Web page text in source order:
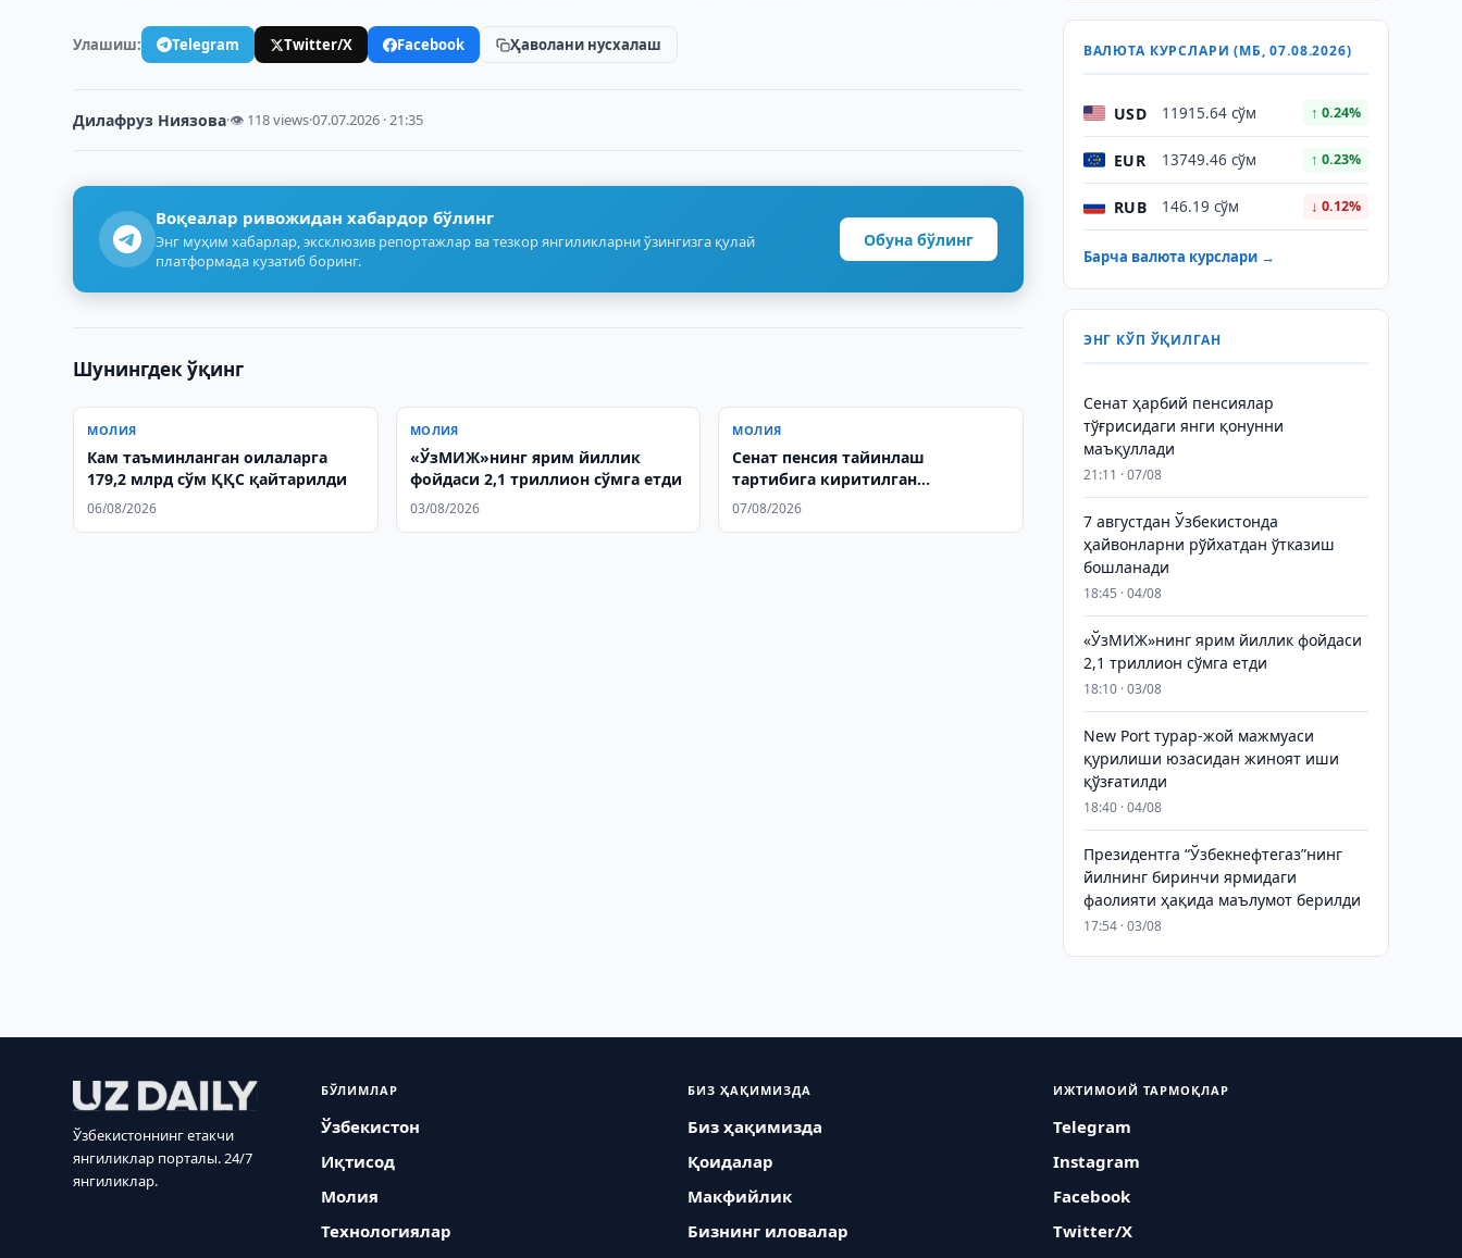
Улашиш: Telegram Twitter/X Facebook Ҳаволани нусхалаш
Дилафруз Ниязова·👁 118 views·07.07.2026 · 21:35
Воқеалар ривожидан хабардор бўлинг
Энг муҳим хабарлар, эксклюзив репортажлар ва тезкор янгиликларни ўзингизга қулай
платформада кузатиб боринг.
Обуна бўлинг
Шунингдек ўқинг
МОЛИЯ
Кам таъминланган оилаларга
179,2 млрд сўм ҚҚС қайтарилди
06/08/2026
МОЛИЯ
«ЎзМИЖ»нинг ярим йиллик
фойдаси 2,1 триллион сўмга етди
03/08/2026
МОЛИЯ
Сенат пенсия тайинлаш
тартибига киритилган
ўзгартиришларни маъқуллади
07/08/2026
ВАЛЮТА КУРСЛАРИ (МБ, 07.08.2026)
USD 11915.64 сўм ↑ 0.24%
EUR 13749.46 сўм ↑ 0.23%
RUB 146.19 сўм ↓ 0.12%
Барча валюта курслари →
ЭНГ КЎП ЎҚИЛГАН
Сенат ҳарбий пенсиялар
тўғрисидаги янги қонунни
маъқуллади
21:11 · 07/08
7 августдан Ўзбекистонда
ҳайвонларни рўйхатдан ўтказиш
бошланади
18:45 · 04/08
«ЎзМИЖ»нинг ярим йиллик фойдаси
2,1 триллион сўмга етди
18:10 · 03/08
New Port турар-жой мажмуаси
қурилиши юзасидан жиноят иши
қўзғатилди
18:40 · 04/08
Президентга “Ўзбекнефтегаз”нинг
йилнинг биринчи ярмидаги
фаолияти ҳақида маълумот берилди
17:54 · 03/08
Ўзбекистоннинг етакчи
янгиликлар порталы. 24/7
янгиликлар.
БЎЛИМЛАР
Ўзбекистон
Иқтисод
Молия
Технологиялар
БИЗ ҲАҚИМИЗДА
Биз ҳақимизда
Қоидалар
Макфийлик
Бизнинг иловалар
ИЖТИМОИЙ ТАРМОҚЛАР
Telegram
Instagram
Facebook
Twitter/X